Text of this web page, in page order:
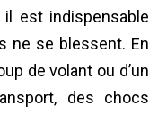
il est indispensable
ne se blessent. En
de volant ou d’un
des chocs